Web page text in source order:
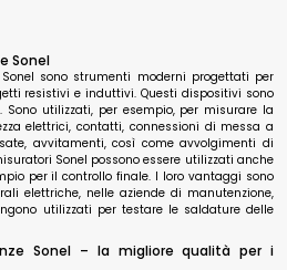
Sonel
sono strumenti moderni progettati per
resistivi e induttivi. Questi dispositivi sono
utilizzati, per esempio, per misurare la
elettrici, contatti, connessioni di messa a
avvitamenti, così come avvolgimenti di
Sonel possono essere utilizzati anche
per il controllo finale. I loro vantaggi sono
elettriche, nelle aziende di manutenzione,
utilizzati per testare le saldature delle
Sonel – la migliore qualità per i